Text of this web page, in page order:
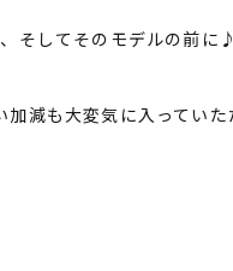
そしてそのモデルの前に♪
減も大変気に入ってい